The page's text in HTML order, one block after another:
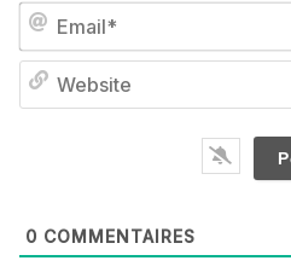
0 COMMENTAIRES